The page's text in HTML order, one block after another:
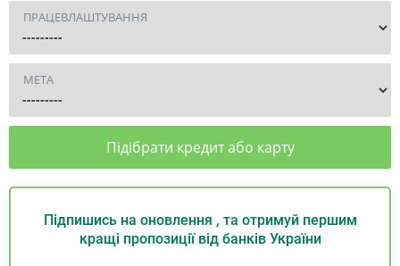
ПРАЦЕВЛАШТУВАННЯ
МЕТА
Підібрати кредит або карту
Підпишись на оновлення , та отримуй першим
кращі пропозиції від банків України